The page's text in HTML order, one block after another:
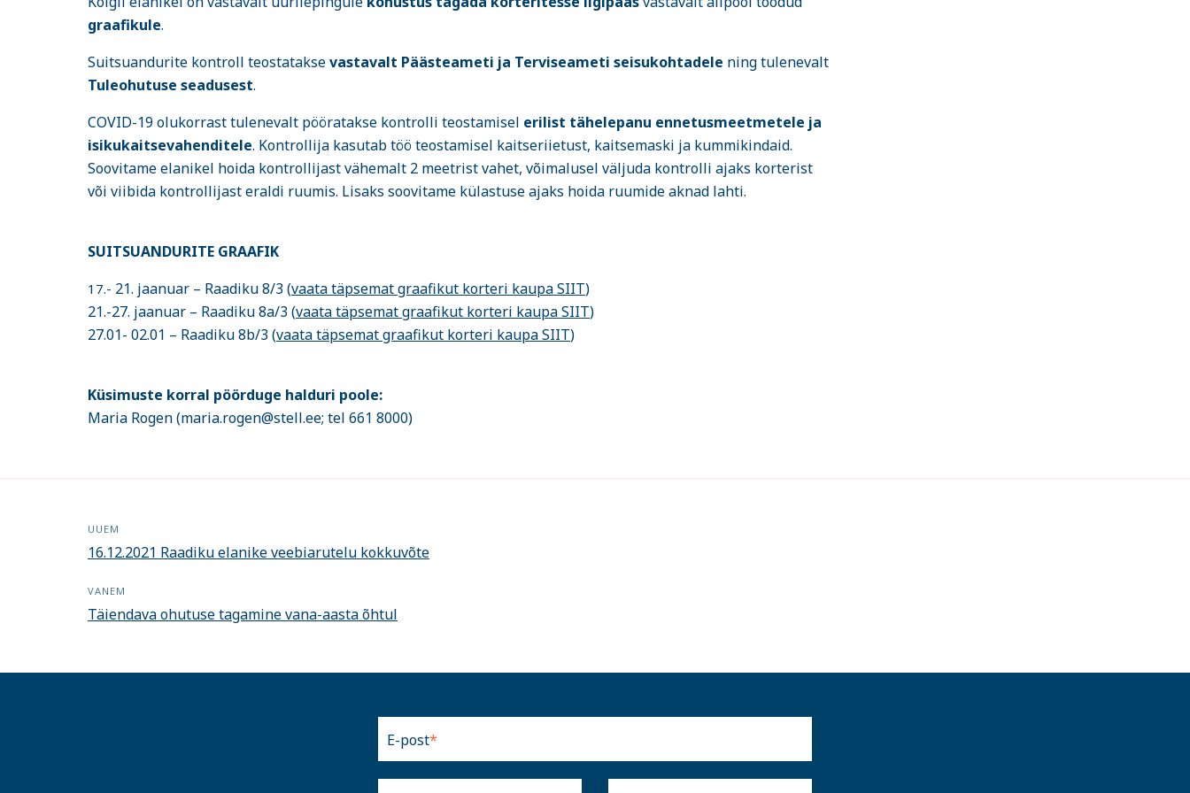
graafikule.
Suitsuandurite kontroll teostataksevastavalt Päästeameti ja Terviseameti seisukohtadele ning tulenevalt
Tuleohutuse seadusest.
COVID-19 olukorrast tulenevalt pööratakse kontrolli teostamisel erilist tähelepanu ennetusmeetmetele ja
isikukaitsevahenditele. Kontrollija kasutab töö teostamisel kaitseriietust, kaitsemaski ja kummikindaid.
Soovitame elanikel hoida kontrollijast vähemalt 2 meetrist vahet, võimalusel väljuda kontrolli ajaks korterist
või viibida kontrollijast eraldi ruumis. Lisaks soovitame külastuse ajaks hoida ruumide aknad lahti.
SUITSUANDURITE GRAAFIK
17.- 21. jaanuar – Raadiku 8/3 (vaata täpsemat graafikut korteri kaupa SIIT)
21.-27. jaanuar – Raadiku 8a/3 (vaata täpsemat graafikut korteri kaupa SIIT)
27.01- 02.01 – Raadiku 8b/3 (vaata täpsemat graafikut korteri kaupa SIIT)
Küsimuste korral pöörduge halduri poole:
Maria Rogen (maria.rogen@stell.ee; tel 661 8000)
UUEM
16.12.2021 Raadiku elanike veebiarutelu kokkuvõte
VANEM
Täiendava ohutuse tagamine vana-aasta õhtul
E-post